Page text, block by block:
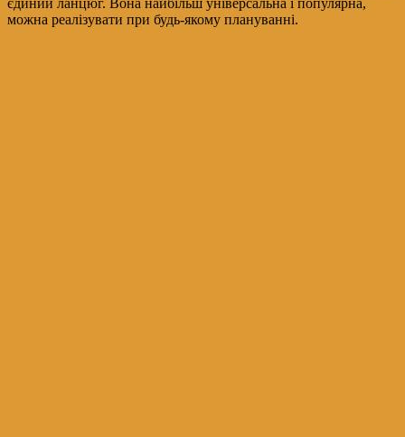
можна реалізувати при будь-якому плануванні.